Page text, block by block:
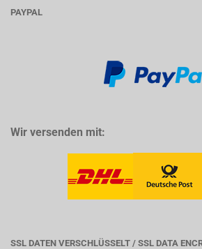
PAYPAL
Wir versenden mit:
SSL DATEN VERSCHLÜSSELT / SSL DATA